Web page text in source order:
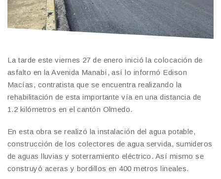
La tarde este viernes 27 de enero inició la colocación de
asfalto en la Avenida Manabí, así lo informó Edison
Macías, contratista que se encuentra realizando la
rehabilitación de esta importante vía en una distancia de
1.2 kilómetros en el cantón Olmedo.
En esta obra se realizó la instalación del agua potable,
construcción de los colectores de agua servida, sumideros
de aguas lluvias y soterramiento eléctrico. Así mismo se
construyó aceras y bordillos en 400 metros lineales.